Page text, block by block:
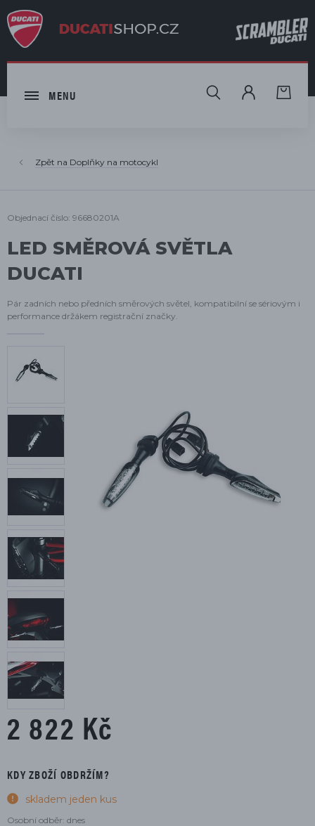
MENU HLEDAT
Doplňky na motocykl
Objednací číslo: 96680201A
LED SMĚROVÁ SVĚTLA
DUCATI
Pár zadních nebo předních směrových světel, kompatibilní se sériovým i
performance držákem registrační značky.
2 822 Kč
KDY ZBOŽÍ OBDRŽÍM?
skladem jeden kus
Osobní odběr: dnes